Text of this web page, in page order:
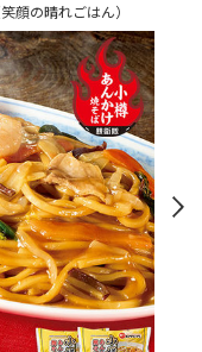
顔の晴れごはん）